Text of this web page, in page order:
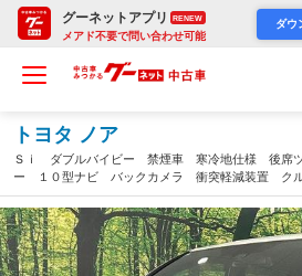
グーネットアプリ RENEW
メアド不要で問い合わせ可能
ダウ
トヨタ ノア
Ｓｉ ダブルバイビー 禁煙車 寒冷地仕様 後席ツ
ー １０型ナビ バックカメラ 衝突軽減装置 ク
Ｃ ドラレコ リアオートエアコン デジタルイン
ド フォグ オートライト シートリフター（宮城